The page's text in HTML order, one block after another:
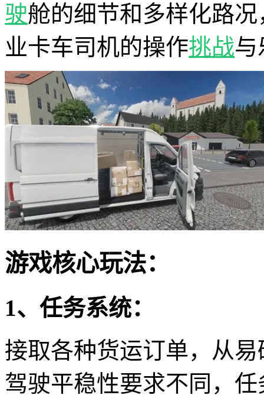
驶舱的细节和多样化路
业卡车司机的操作挑战与
游戏核心玩法：
1、任务系统：
接取各种货运订单，从
驾驶平稳性要求不同，